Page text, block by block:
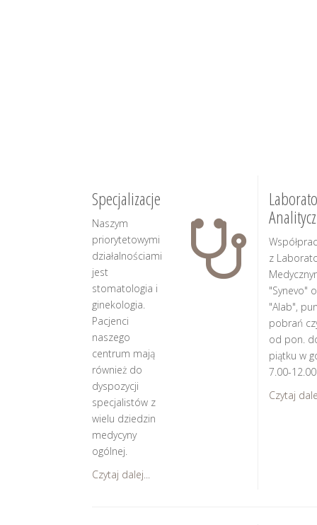
Specjalizacje
Naszym
priorytetowymi
działalnościami
jest
stomatologia i
ginekologia.
Pacjenci
naszego
centrum mają
również do
dyspozycji
specjalistów z
wielu dziedzin
medycyny
ogólnej.
Czytaj dalej...
z
"Synevo"
"Alab",
pobrań
od pon.
piątku w
7.00-
Czytaj